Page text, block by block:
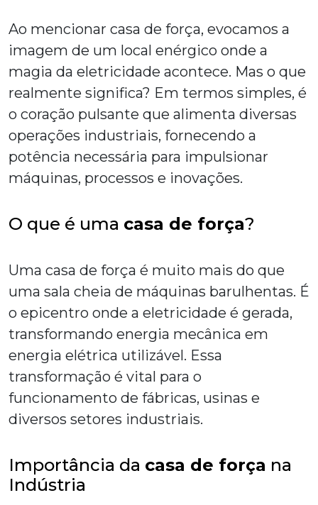
Ao mencionar casa de força, evocamos a
imagem de um local enérgico onde a
magia da eletricidade acontece. Mas o que
realmente significa? Em termos simples, é
o coração pulsante que alimenta diversas
operações industriais, fornecendo a
potência necessária para impulsionar
máquinas, processos e inovações.
O que é uma casa de força?
Uma casa de força é muito mais do que
uma sala cheia de máquinas barulhentas. É
o epicentro onde a eletricidade é gerada,
transformando energia mecânica em
energia elétrica utilizável. Essa
transformação é vital para o
funcionamento de fábricas, usinas e
diversos setores industriais.
Importância da casa de força na
Indústria